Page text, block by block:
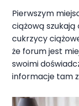
Pierwszym
ciążową szukają
cukrzycy
że forum jest
swoimi
informacje tam